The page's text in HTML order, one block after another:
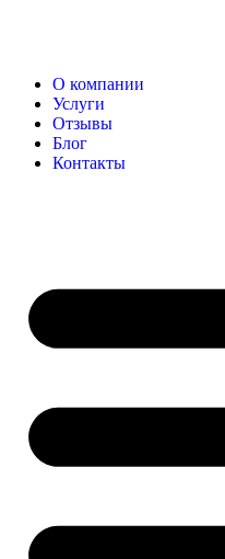
О компании
Услуги
Отзывы
Блог
Контакты